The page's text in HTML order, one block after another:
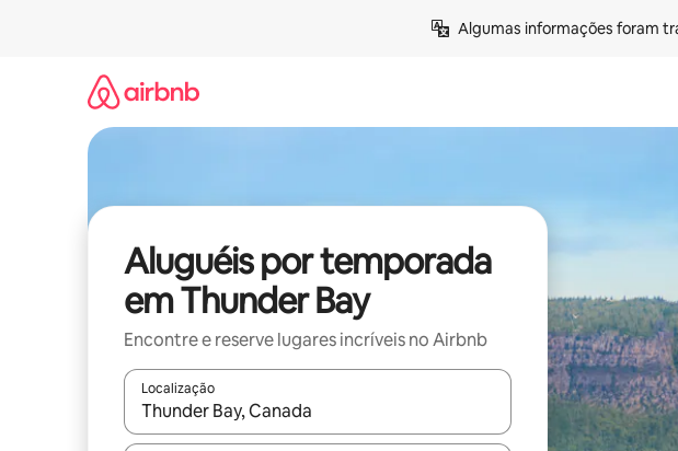
Algumas informações foram
Aluguéis por temporada
em Thunder Bay
Encontre e reserve lugares incríveis no Airbnb
Localização
Quando os resultados estiverem disponíveis, explore-os usando as seta